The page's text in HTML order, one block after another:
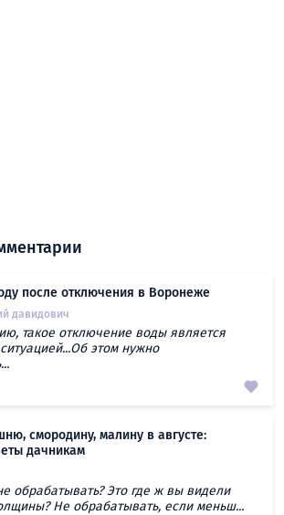
после отключения в Воронеже
давидович
такое отключение воды является
этом нужно
смородину, малину в августе:
дачникам
обрабатывать? Это где ж вы видели
Не обрабатывать, если меньш...